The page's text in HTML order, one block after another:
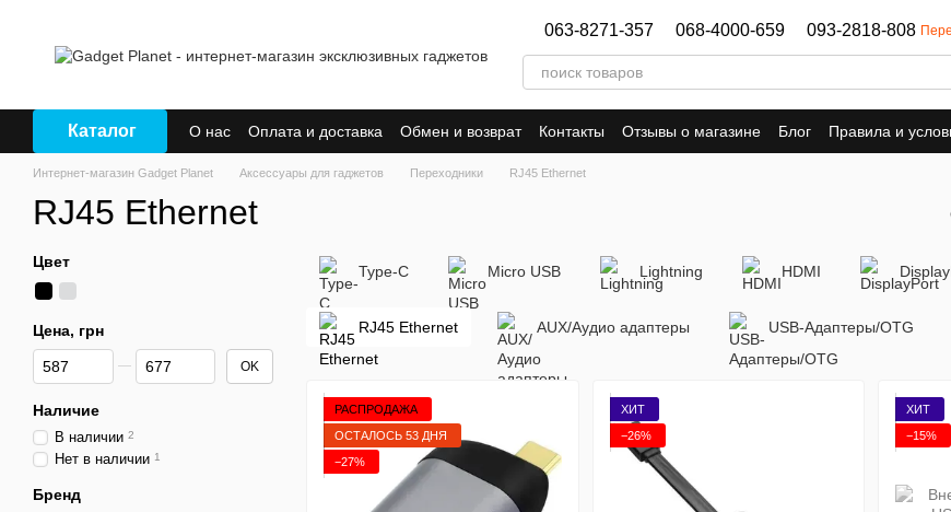
063-8271-357 068-4000-659 093-2818-808
Каталог О нас Оплата и доставка Обмен и возврат Контакты Отзывы о магазине Блог Правила и
Интернет-магазин Gadget Planet Аксессуары для гаджетов Переходники RJ45 Ethernet
RJ45 Ethernet
Type-C Micro USB Lightning HDMI
RJ45 Ethernet AUX/Аудио адаптеры USB-Адаптеры/OTG
РАСПРОДАЖА
ОСТАЛОСЬ 53 ДНЯ
−27%
ХИТ
−26%
ХИТ
−15%
Цвет
Цена, грн
От Цена, грн
До Цена, грн OK
Наличие
В наличии 2
Нет в наличии 1
Бренд